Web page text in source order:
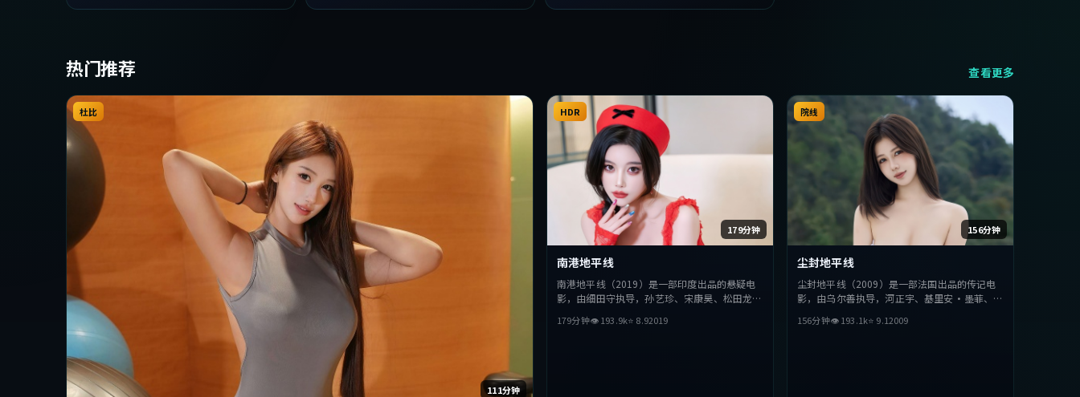
热门推荐 查看更多
111分钟
杜比
179分钟
HDR
南港地平线
南港地平线（2019）是一部印度出品的悬疑电
影，由细田守执导，孙艺珍、宋康昊、松田龙平
性与抉择，节奏张弛有度，适合喜欢该类型的观
179分钟👁193.9k⭐ 8.92019
156分钟
院线
尘封地平线
尘封地平线（2009）是一部法国出品的传记电
影，由乌尔善执导，河正宇、基里安·墨菲、妻
探讨人性与抉择，节奏张弛有度，适合喜欢该类
156分钟👁193.1k⭐ 9.12009